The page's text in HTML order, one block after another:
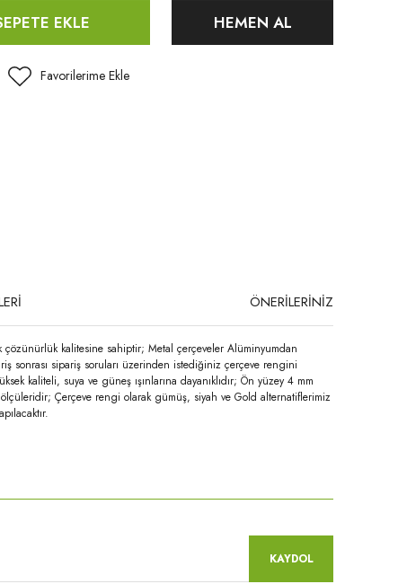
EKLE HEMEN AL
ÖNERİLERİNİZ
çözünürlük kalitesine sahiptir; Metal çerçeveler Alüminyumdan
sonrası sipariş soruları üzerinden istediğiniz çerçeve rengini
kaliteli, suya ve güneş ışınlarına dayanıklıdır; Ön yüzey 4 mm
Çerçeve rengi olarak gümüş, siyah ve Gold alternatiflerimiz
KAYDOL